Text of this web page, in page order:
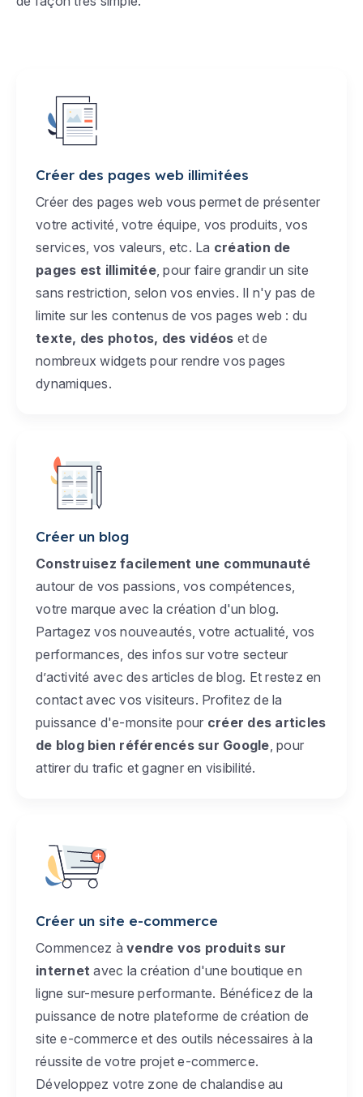
Créer des pages web illimitées
Créer des pages web vous permet de présenter
votre activité, votre équipe, vos produits, vos
services, vos valeurs, etc. La création de
pages est illimitée, pour faire grandir un site
sans restriction, selon vos envies. Il n'y pas de
limite sur les contenus de vos pages web : du
texte, des photos, des vidéos et de
nombreux widgets pour rendre vos pages
dynamiques.
Créer un blog
Construisez facilement une communauté
autour de vos passions, vos compétences,
votre marque avec la création d'un blog.
Partagez vos nouveautés, votre actualité, vos
performances, des infos sur votre secteur
d’activité avec des articles de blog. Et restez en
contact avec vos visiteurs. Profitez de la
puissance d'e-monsite pour créer des articles
de blog bien référencés sur Google , pour
attirer du trafic et gagner en visibilité.
Créer un site e-commerce
Commencez à vendre vos produits sur
internet avec la création d'une boutique en
ligne sur-mesure performante. Bénéficez de la
puissance de notre plateforme de création de
site e-commerce et des outils nécessaires à la
réussite de votre projet e-commerce.
Développez votre zone de chalandise au